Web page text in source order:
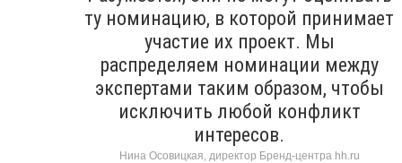
ту номинацию, в которой принимает
участие их проект. Мы
распределяем номинации между
экспертами таким образом, чтобы
исключить любой конфликт
интересов.
Нина Осовицкая, директор Бренд-центра hh.ru